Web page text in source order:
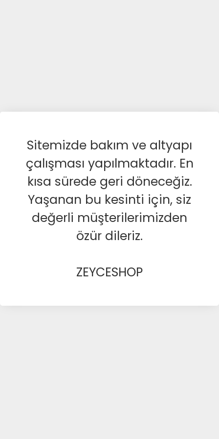
Sitemizde bakım ve altyapı
çalışması yapılmaktadır. En
kısa sürede geri döneceğiz.
Yaşanan bu kesinti için, siz
değerli müşterilerimizden
özür dileriz.
ZEYCESHOP